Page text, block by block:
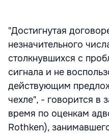
"Достигнутая
незначительного
столкнувшихся с
сигнала и не
действующим
чехле", - говорится в
время по оценкам
Rothken),